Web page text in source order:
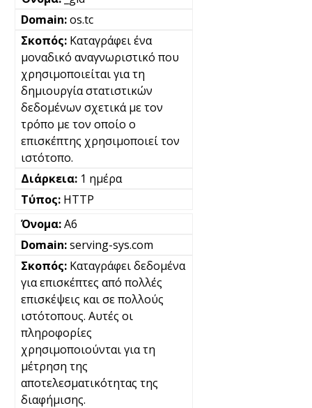
os.tc
Καταγράφει ένα
μοναδικό αναγνωριστικό που
χρησιμοποιείται για τη
δημιουργία στατιστικών
δεδομένων σχετικά με τον
τρόπο με τον οποίο ο
επισκέπτης χρησιμοποιεί τον
ιστότοπο.
1 ημέρα
HTTP
A6
serving-sys.com
Καταγράφει δεδομένα
για επισκέπτες από πολλές
επισκέψεις και σε πολλούς
ιστότοπους. Αυτές οι
πληροφορίες
χρησιμοποιούνται για τη
μέτρηση της
αποτελεσματικότητας της
διαφήμισης.